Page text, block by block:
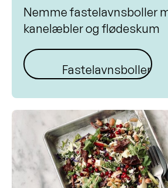
Nemme fastelavnsboller
kanelæbler og flødeskum
Fastelavnsboller